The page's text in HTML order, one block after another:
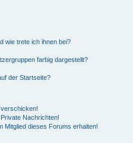
wie trete ich ihnen bei?
farbig dargestellt?
der Startseite?
Nachrichten!
Mitglied dieses Forums erhalten!